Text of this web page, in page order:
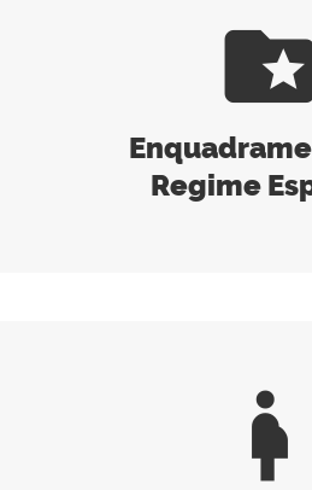
Regime
pregnant_woman